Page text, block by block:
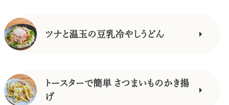
ツナと温玉の豆乳冷やしうどん
トースターで簡単 さつまいものかき揚
げ